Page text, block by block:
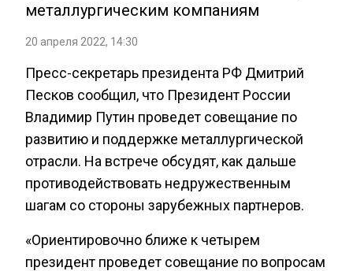
металлургическим компаниям
20 апреля 2022, 14:30
Пресс-секретарь президента РФ Дмитрий
Песков сообщил, что Президент России
Владимир Путин проведет совещание по
развитию и поддержке металлургической
отрасли. На встрече обсудят, как дальше
противодействовать недружественным
шагам со стороны зарубежных партнеров.
«Ориентировочно ближе к четырем
президент проведет совещание по вопросам